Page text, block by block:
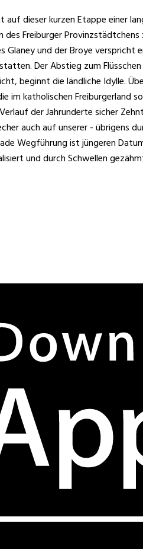
dieser kurzen Etappe einer
Freiburger
und der Broye
Der Abstieg zum
beginnt die ländliche Idylle.
katholischen Freiburgerland
der Jahrunderte sicher
auch auf unserer -
Wegführung ist jüngeren
und durch Schwellen